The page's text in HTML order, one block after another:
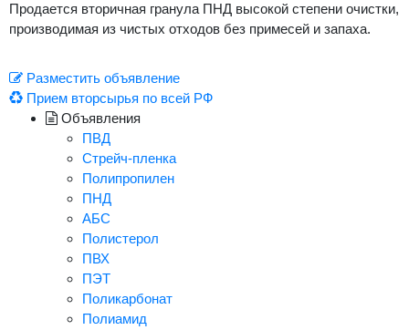
Продается вторичная гранула ПНД высокой степени очистки,
производимая из чистых отходов без примесей и запаха.
Разместить объявление
Прием вторсырья по всей РФ
Объявления
ПВД
Стрейч-пленка
Полипропилен
ПНД
АБС
Полистерол
ПВХ
ПЭТ
Поликарбонат
Полиамид